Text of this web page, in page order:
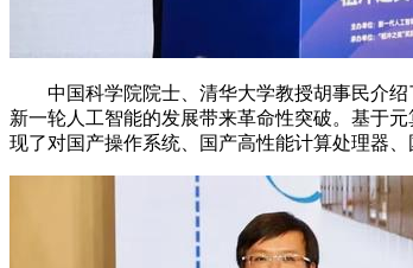
中国科学院院士、清华大学教授胡事民介绍
新一轮人工智能的发展带来革命性突破。基于
现了对国产操作系统、国产高性能计算处理器